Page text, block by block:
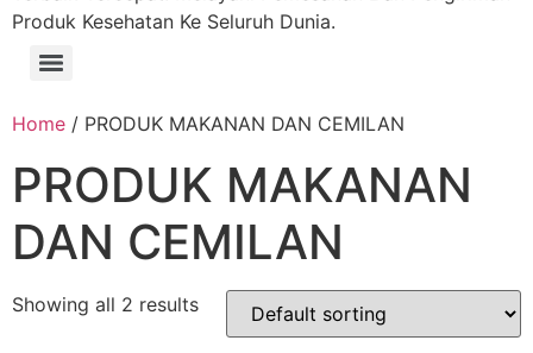
Produk Kesehatan Ke Seluruh Dunia.
Home / PRODUK MAKANAN DAN CEMILAN
PRODUK MAKANAN
DAN CEMILAN
Showing all 2 results